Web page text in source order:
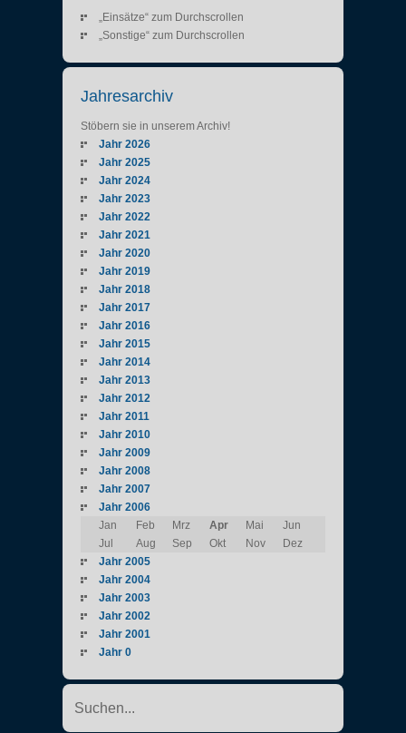
„Einsätze“ zum Durchscrollen
„Sonstige“ zum Durchscrollen
Jahresarchiv
Stöbern sie in unserem Archiv!
Jahr 2026
Jahr 2025
Jahr 2024
Jahr 2023
Jahr 2022
Jahr 2021
Jahr 2020
Jahr 2019
Jahr 2018
Jahr 2017
Jahr 2016
Jahr 2015
Jahr 2014
Jahr 2013
Jahr 2012
Jahr 2011
Jahr 2010
Jahr 2009
Jahr 2008
Jahr 2007
Jahr 2006
Jan
Feb Mrz Apr Mai
Jun
Jul
Aug Sep Okt Nov
Dez
Jahr 2005
Jahr 2004
Jahr 2003
Jahr 2002
Jahr 2001
Jahr 0